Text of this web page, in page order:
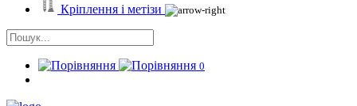
Кріплення і метізи
0